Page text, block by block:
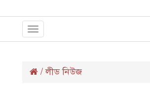
Toggle
navigation
/লীড নিউজ